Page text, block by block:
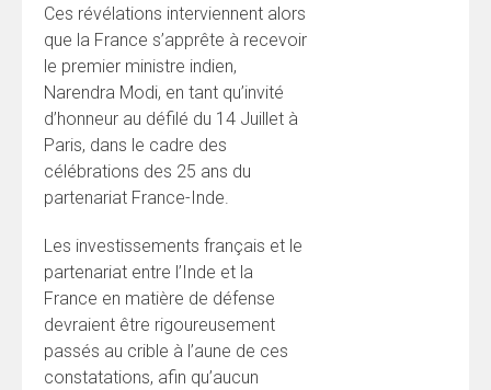
Ces révélations interviennent alors
que la France s’apprête à recevoir
le premier ministre indien,
Narendra Modi, en tant qu’invité
d’honneur au défilé du 14 Juillet à
Paris, dans le cadre des
célébrations des 25 ans du
partenariat France-Inde.
Les investissements français et le
partenariat entre l’Inde et la
France en matière de défense
devraient être rigoureusement
passés au crible à l’aune de ces
constatations, afin qu’aucun